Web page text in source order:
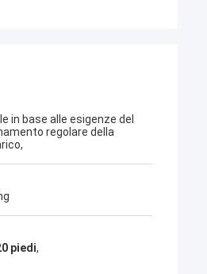
in base alle esigenze del
regolare della
piedi,